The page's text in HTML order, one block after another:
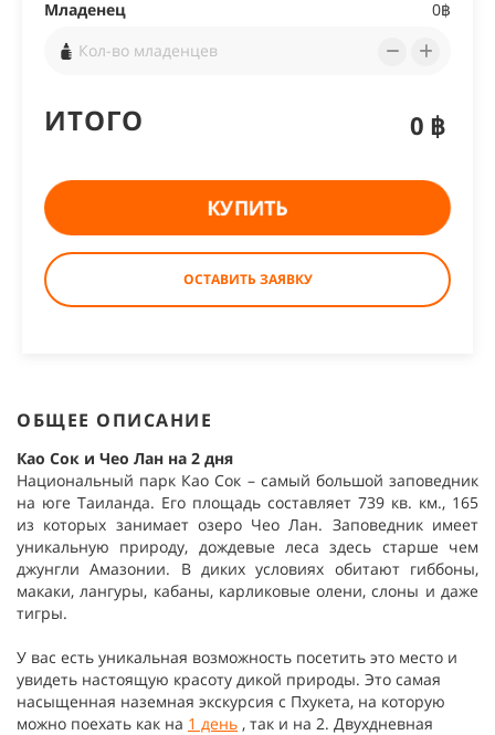
Младенец 0฿
ИТОГО 0฿
КУПИТЬ
ОСТАВИТЬ ЗАЯВКУ
ОБЩЕЕ ОПИСАНИЕ
Као Сок и Чео Лан на 2 дня
Национальный парк Као Сок – самый большой заповедник
на юге Таиланда. Его площадь составляет 739 кв. км., 165
из которых занимает озеро Чео Лан. Заповедник имеет
уникальную природу, дождевые леса здесь старше чем
джунгли Амазонии. В диких условиях обитают гиббоны,
макаки, лангуры, кабаны, карликовые олени, слоны и даже
тигры.
У вас есть уникальная возможность посетить это место и
увидеть настоящую красоту дикой природы. Это самая
насыщенная наземная экскурсия с Пхукета, на которую
можно поехать как на 1 день , так и на 2. Двухдневная